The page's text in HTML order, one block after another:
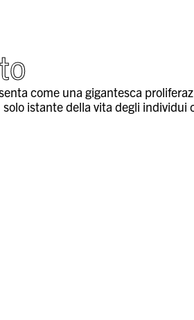
come una gigantesca
istante della vita degli